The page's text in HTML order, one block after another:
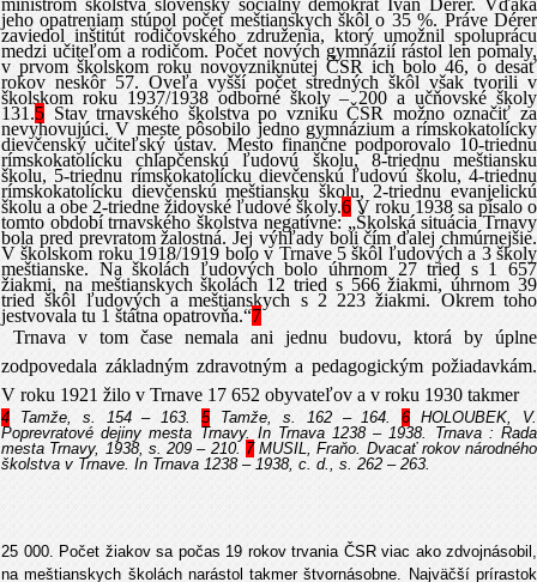
ministrom školstva slovenský sociálny demokrat Ivan Dérer. Vďaka
jeho opatreniam stúpol počet meštianskych škôl o 35 %. Práve Dérer
zaviedol inštitút rodičovského združenia, ktorý umožnil spoluprácu
medzi učiteľom a rodičom. Počet nových gymnázií rástol len pomaly,
v prvom školskom roku novovzniknutej ČSR ich bolo 46, o desať
rokov neskôr 57. Oveľa vyšší počet stredných škôl však tvorili v
školskom roku 1937/1938 odborné školy – 200 a učňovské školy
131.5 Stav trnavského školstva po vzniku ČSR možno označiť za
nevyhovujúci. V meste pôsobilo jedno gymnázium a rímskokatolícky
dievčenský učiteľský ústav. Mesto finančne podporovalo 10-triednu
rímskokatolícku chlapčenskú ľudovú školu, 8-triednu meštiansku
školu, 5-triednu rímskokatolícku dievčenskú ľudovú školu, 4-triednu
rímskokatolícku dievčenskú meštiansku školu, 2-triednu evanjelickú
školu a obe 2-triedne židovské ľudové školy.6V roku 1938 sa písalo o
tomto období trnavského školstva negatívne: „Školská situácia Trnavy
bola pred prevratom žalostná. Jej výhľady boli čím ďalej chmúrnejšie.
V školskom roku 1918/1919 bolo v Trnave 5 škôl ľudových a 3 školy
meštianske. Na školách ľudových bolo úhrnom 27 tried s 1 657
žiakmi, na meštianskych školách 12 tried s 566 žiakmi, úhrnom 39
tried škôl ľudových a meštianskych s 2 223 žiakmi. Okrem toho
jestvovala tu 1 štátna opatrovňa.“7
Trnava v tom čase nemala ani jednu budovu, ktorá by úplne
zodpovedala základným zdravotným a pedagogickým požiadavkám.
V roku 1921 žilo v Trnave 17 652 obyvateľov a v roku 1930 takmer
4 Tamže, s. 154 – 163.5Tamže, s. 162 – 164.6 HOLOUBEK, V.
Poprevratové dejiny mesta Trnavy. In Trnava 1238 – 1938. Trnava : Rada
mesta Trnavy, 1938, s. 209 – 210. 7MUSIL, Fraňo. Dvacať rokov národného
školstva v Trnave. In Trnava 1238 – 1938, c. d., s. 262 – 263.
25 000. Počet žiakov sa počas 19 rokov trvania ČSR viac ako zdvojnásobil,
na meštianskych školách narástol takmer štvornásobne. Najväčší prírastok